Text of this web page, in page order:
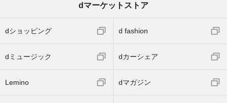
dマーケットストア
dショッピング d fashion
dミュージック dカーシェア
Lemino dマガジン